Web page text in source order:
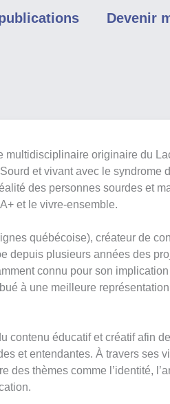
Devenir
multidisciplinaire originaire du
et vivant avec le syndrome
des personnes sourdes et
et le vivre-ensemble.
québécoise), créateur de
depuis plusieurs années des
connu pour son
à une meilleure
contenu éducatif et créatif afin
et entendantes. À travers ses
des thèmes comme l’identité,